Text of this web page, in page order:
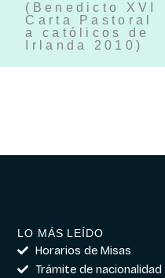
(Benedicto XVI
Carta Pastoral
a católicos de
Irlanda 2010)
LO MÁS LEÍDO
Horarios de Misas
Trámite de nacionalidad